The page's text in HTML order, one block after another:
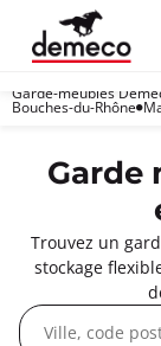
Garde-meubles
Bouches-du-Rhône
Garde
Trouvez un
stockage